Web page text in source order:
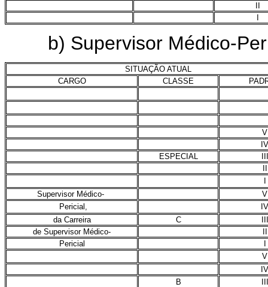
b) Supervisor Médico-
SITUAÇÃO ATUAL
CARGO
CLASSE
V
IV
ESPECIAL
Supervisor Médico-
V
Pericial,
IV
da Carreira
C
de Supervisor Médico-
Pericial
V
IV
B